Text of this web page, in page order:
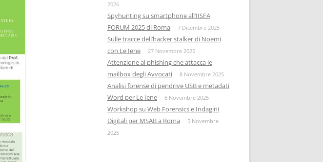
2026
Spyhunting su smartphone all’IISFA
FORUM 2025 di Roma
7 Dicembre 2025
Sulle tracce dell’hacker stalker di Noemi
con Le Iene
27 Novembre 2025
Attenzione al phishing che attacca le
mailbox degli Avvocati
8 Novembre 2025
Analisi forense di pendrive USB e metadati
Word per Le Iene
6 Novembre 2025
Workshop su Web Forensics e Indagini
Digitali per MSAB a Roma
5 Novembre
2025